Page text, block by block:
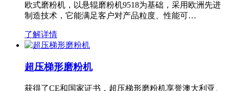
欧式磨粉机，以悬辊磨粉机9518为基础，采用欧洲先进
制造技术，它能满足客户对产品粒度、性能可…
了解详情
超压梯形磨粉机
获得了CE和国家证书，超压梯形磨粉机享誉澳大利亚、